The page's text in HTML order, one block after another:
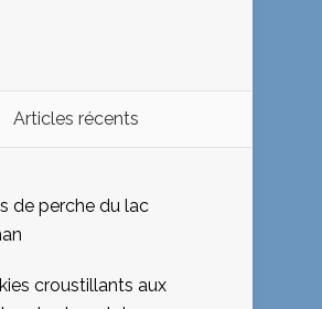
Articles récents
de perche du lac
croustillants aux